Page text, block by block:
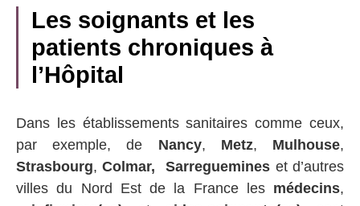
Les soignants et les
patients chroniques à
l’Hôpital
Dans les établissements sanitaires comme ceux,
par exemple, de Nancy, Metz, Mulhouse,
Strasbourg,Colmar, Sarreguemines et d’autres
villes du Nord Est de la France les médecins,